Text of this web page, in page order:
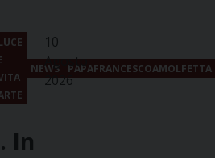
NEWS PAPAFRANCESCOAMOLFETTA
10
Agosto
2026
In